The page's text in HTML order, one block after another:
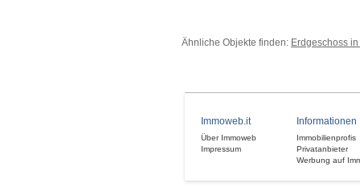
Ähnliche Objekte finden: Erdgeschoss
Immoweb.it
Über Immoweb
Impressum
Informationen
Immobilienprofis
Privatanbieter
Werbung auf